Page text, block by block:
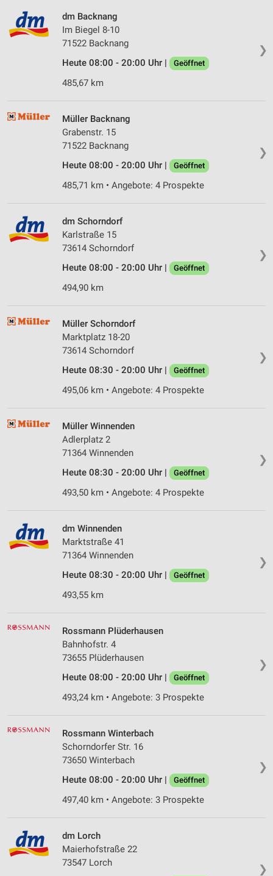
❯
dm Backnang
Im Biegel 8-10
71522 Backnang
Heute 08:00 - 20:00 Uhr |
Geöffnet
485,67 km
❯
Müller Backnang
Grabenstr. 15
71522 Backnang
Heute 08:00 - 20:00 Uhr |
Geöffnet
485,71 km • Angebote: 4 Prospekte
❯
dm Schorndorf
Karlstraße 15
73614 Schorndorf
Heute 08:00 - 20:00 Uhr |
Geöffnet
494,90 km
❯
Müller Schorndorf
Marktplatz 18-20
73614 Schorndorf
Heute 08:30 - 20:00 Uhr |
Geöffnet
495,06 km • Angebote: 4 Prospekte
❯
Müller Winnenden
Adlerplatz 2
71364 Winnenden
Heute 08:30 - 20:00 Uhr |
Geöffnet
493,50 km • Angebote: 4 Prospekte
❯
dm Winnenden
Marktstraße 41
71364 Winnenden
Heute 08:30 - 20:00 Uhr |
Geöffnet
493,55 km
❯
Rossmann Plüderhausen
Bahnhofstr. 4
73655 Plüderhausen
Heute 08:00 - 20:00 Uhr |
Geöffnet
493,24 km • Angebote: 3 Prospekte
❯
Rossmann Winterbach
Schorndorfer Str. 16
73650 Winterbach
Heute 08:00 - 20:00 Uhr |
Geöffnet
497,40 km • Angebote: 3 Prospekte
❯
dm Lorch
Maierhofstraße 22
73547 Lorch